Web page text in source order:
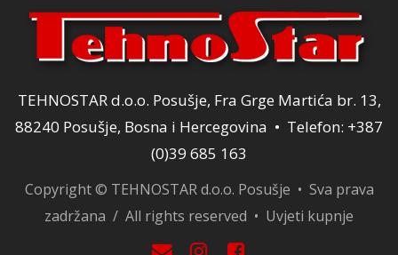
TEHNOSTAR d.o.o. Posušje, Fra Grge Martića br. 13,
88240 Posušje, Bosna i Hercegovina • Telefon: +387
(0)39 685 163
Copyright © TEHNOSTAR d.o.o. Posušje • Sva prava
zadržana / All rights reserved • Uvjeti kupnje